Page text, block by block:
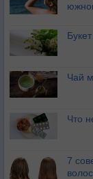
Чай
Что
7